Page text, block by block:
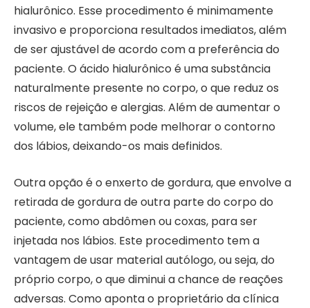
hialurônico. Esse procedimento é minimamente
invasivo e proporciona resultados imediatos, além
de ser ajustável de acordo com a preferência do
paciente. O ácido hialurônico é uma substância
naturalmente presente no corpo, o que reduz os
riscos de rejeição e alergias. Além de aumentar o
volume, ele também pode melhorar o contorno
dos lábios, deixando-os mais definidos.
Outra opção é o enxerto de gordura, que envolve a
retirada de gordura de outra parte do corpo do
paciente, como abdômen ou coxas, para ser
injetada nos lábios. Este procedimento tem a
vantagem de usar material autólogo, ou seja, do
próprio corpo, o que diminui a chance de reações
adversas. Como aponta o proprietário da clínica